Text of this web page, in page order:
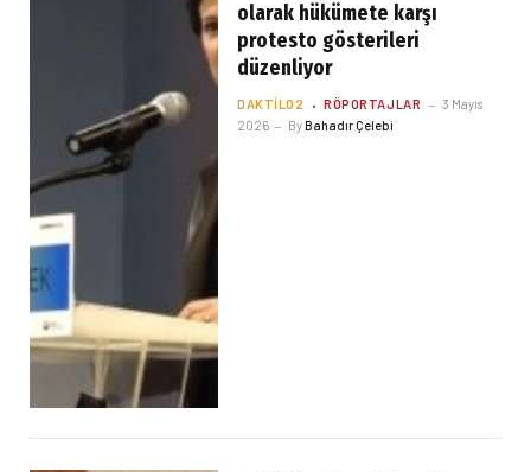
olarak hükümete karşı
protesto gösterileri
düzenliyor
DAKTILO2 RÖPORTAJLAR
3 Mayıs
2026
ByBahadır Çelebi